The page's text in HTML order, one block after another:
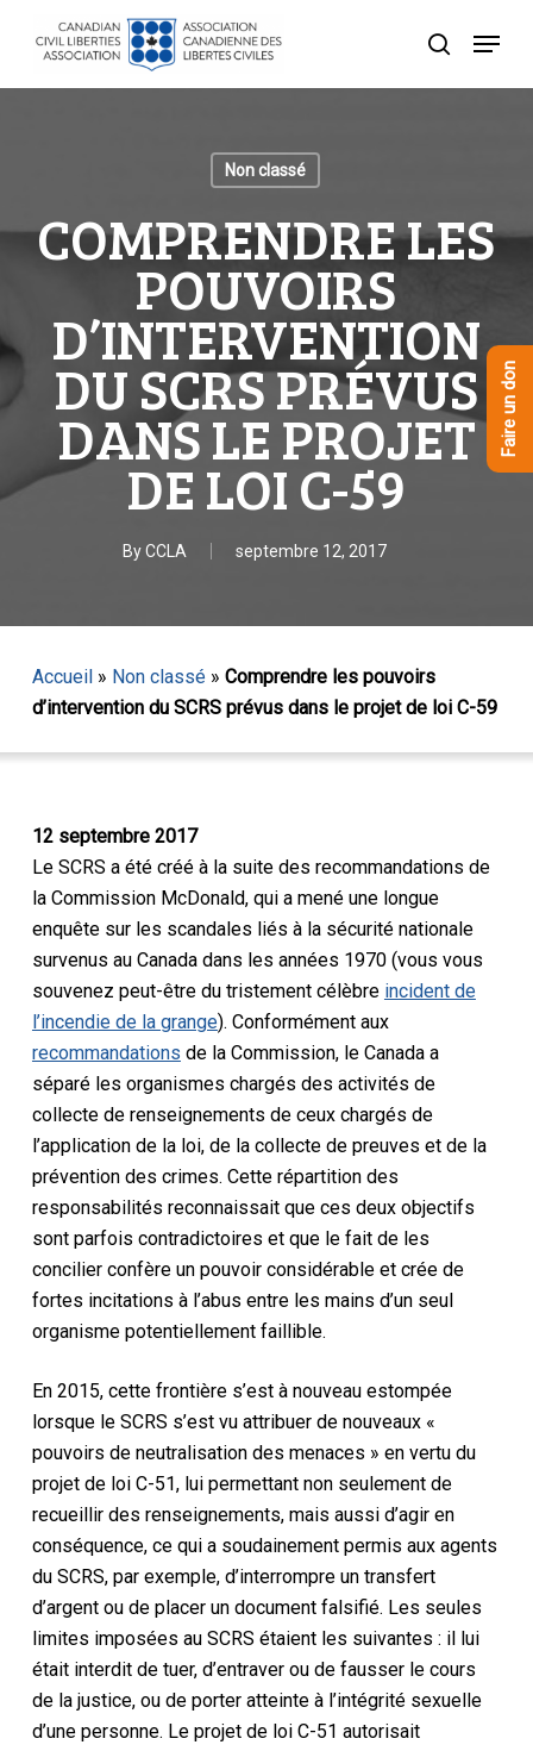
recherche
Menu
Non classé
COMPRENDRE LES
POUVOIRS
D’INTERVENTION
DU SCRS PRÉVUS
DANS LE PROJET
DE LOI C-59
ByCCLA septembre 12, 2017
Accueil» Non classé» Comprendre les pouvoirs
d’intervention du SCRS prévus dans le projet de loi C-59
12 septembre 2017
Le SCRS a été créé à la suite des recommandations de
la Commission McDonald, qui a mené une longue
enquête sur les scandales liés à la sécurité nationale
survenus au Canada dans les années 1970 (vous vous
souvenez peut-être du tristement célèbre incident de
l’incendie de la grange). Conformément aux
recommandations de la Commission, le Canada a
séparé les organismes chargés des activités de
collecte de renseignements de ceux chargés de
l’application de la loi, de la collecte de preuves et de la
prévention des crimes. Cette répartition des
responsabilités reconnaissait que ces deux objectifs
sont parfois contradictoires et que le fait de les
concilier confère un pouvoir considérable et crée de
fortes incitations à l’abus entre les mains d’un seul
organisme potentiellement faillible.
En 2015, cette frontière s’est à nouveau estompée
lorsque le SCRS s’est vu attribuer de nouveaux «
pouvoirs de neutralisation des menaces » en vertu du
projet de loi C-51, lui permettant non seulement de
recueillir des renseignements, mais aussi d’agir en
conséquence, ce qui a soudainement permis aux agents
du SCRS, par exemple, d’interrompre un transfert
d’argent ou de placer un document falsifié. Les seules
limites imposées au SCRS étaient les suivantes : il lui
était interdit de tuer, d’entraver ou de fausser le cours
de la justice, ou de porter atteinte à l’intégrité sexuelle
d’une personne. Le projet de loi C-51 autorisait
Faire un don